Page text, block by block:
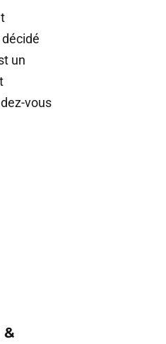
un
vous
&